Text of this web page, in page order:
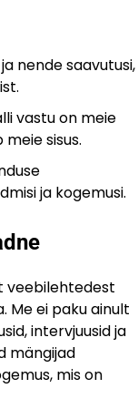
nende saavutusi,
vastu on meie
sisus.
ja kogemusi.
veebilehtedest
Me ei paku ainult
intervjuusid ja
mängijad
mis on